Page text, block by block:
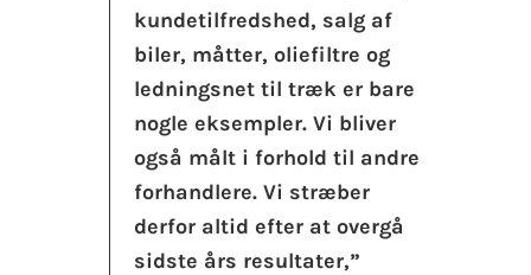
kundetilfredshed, salg af
biler, måtter, oliefiltre og
ledningsnet til træk er bare
nogle eksempler. Vi bliver
også målt i forhold til andre
forhandlere. Vi stræber
derfor altid efter at overgå
sidste års resultater,”